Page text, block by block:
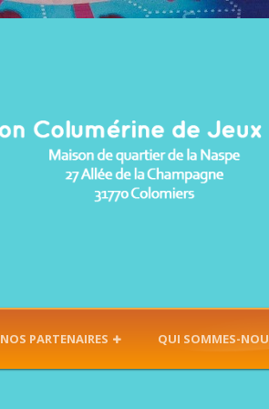
NOS PARTENAIRES QUI SOMMES-